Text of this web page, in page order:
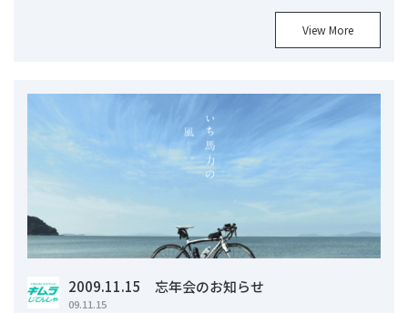
View More
2009.11.15 忘年会のお知らせ
09.11.15